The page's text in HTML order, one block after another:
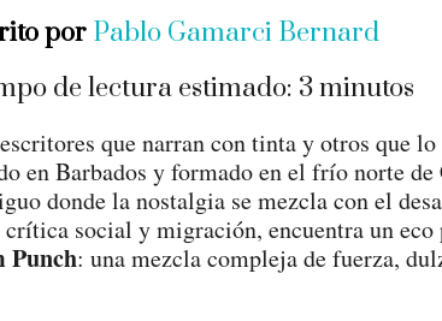
por Pablo Gamarci Bernard
de lectura estimado: 3minutos
que narran con tinta y otros que
en Barbados y formado en el frío norte de
donde la nostalgia se mezcla con el
social y migración, encuentra un eco
Punch: una mezcla compleja de fuerza,